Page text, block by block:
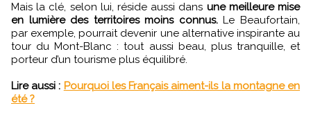
Mais la clé, selon lui, réside aussi dans une meilleure mise
en lumière des territoires moins connus.Le Beaufortain,
par exemple, pourrait devenir une alternative inspirante au
tour du Mont-Blanc : tout aussi beau, plus tranquille, et
porteur d’un tourisme plus équilibré.
Lire aussi : Pourquoi les Français aiment-ils la montagne en
été ?